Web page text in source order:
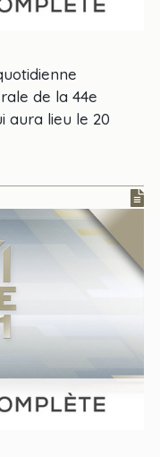
de la 44e
aura lieu le 20